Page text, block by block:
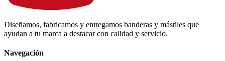
Diseñamos, fabricamos y entregamos banderas y mástiles que
ayudan a tu marca a destacar con calidad y servicio.
Navegación